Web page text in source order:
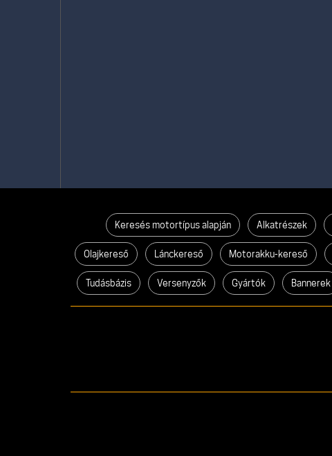
Keresés motortípus alapján Alkatrészek
Olajkereső Lánckereső Motorakku-kereső
Tudásbázis Versenyzők Gyártók Bannerek